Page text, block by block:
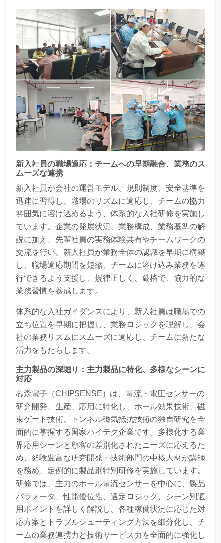
新入社員の職場適応：チームへの早期融合、業務のス
ムーズな連携
新入社員が会社の運営モデル、規則制度、安全基準を
迅速に習得し、職場のリズムに適応し、チームの協力
雰囲気に溶け込めるよう、体系的な入社研修を実施し
ています。企業の発展状況、業務構成、業務基準の解
説に加え、先輩社員の実務体験共有やチームワークの
交流を行い、新入社員が業務全体の認識を早期に構築
し、職場適応期間を短縮、チームに溶け込み業務を遂
行できるよう支援し、規律正しく、厳格で、協力的な
業務習慣を養成します。
体系的な入社ガイダンスにより、新入社員は職場での
立ち位置を早期に把握し、業務ロジックを理解し、会
社の業務リズムにスムーズに適応し、チームに新たな
活力をもたらします。
主力製品の深堀り：主力製品に特化、多様なシーンに
対応
芯森電子（CHIPSENSE）は、電流・電圧センサーの
研究開発、生産、応用に特化し、ホール効果技術、磁
束ゲート技術、トンネル磁気抵抗技術の独自研究を全
面的に掌握する国家ハイテク企業です。多様化する業
界応用シーンと顧客の差別化されたニーズに応えるた
め、経験豊富な研究開発・技術部門の中核人材が講師
を務め、定例的に製品別特別研修を実施しています。
研修では、主力のホール電流センサーを中心に、製品
パラメータ、性能優位性、選定ロジック、シーン別適
用ポイントを詳しく解説し、各種稼働状況に応じた対
応方案とトラブルシューティング方法を細分化し、チ
ームの業務連携力と技術サービス力を全面的に強化し